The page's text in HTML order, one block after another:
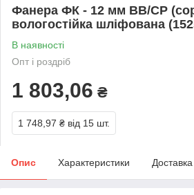
Фанера ФК - 12 мм ВВ/СР
вологостійка шліфована
В наявності
Опт і роздріб
1 803,06 ₴
1 748,97 ₴ від 15 шт.
Опис Характеристики Доставка